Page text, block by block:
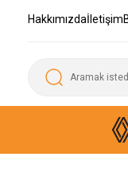
Hakkımızdaİletişim